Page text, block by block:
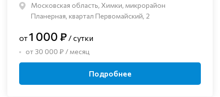
Московская область, Химки, микрорайон
Планерная, квартал Первомайский, 2
от1 000 ₽ / сутки
от 30 000 ₽ / месяц
Подробнее